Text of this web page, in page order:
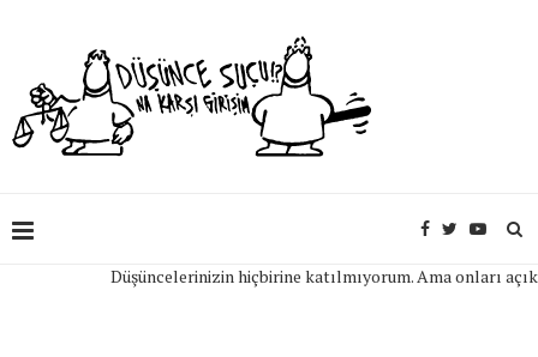
Düşüncelerinizin hiçbirine katılmıyorum. Ama onları açıkça